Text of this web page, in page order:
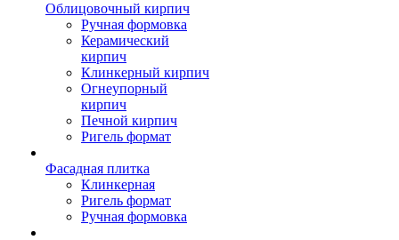
Облицовочный кирпич
Ручная формовка
Керамический
кирпич
Клинкерный кирпич
Огнеупорный
кирпич
Печной кирпич
Ригель формат
Фасадная плитка
Клинкерная
Ригель формат
Ручная формовка